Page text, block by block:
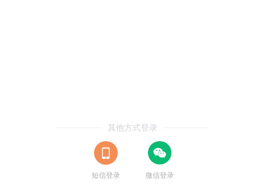
其他方式登录
短信登录 微信登录